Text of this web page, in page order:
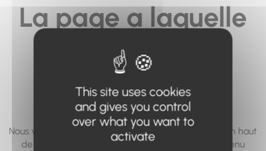
La page a laquelle
vous cherchez à
accéder n'existe
pas... ou plus.
Nous vous invitons à utiliser le moteur de recherche en haut
de page, ou à utiliser le menu pour trouver le contenu
This site uses cookies
and gives you control
over what you want to
activate